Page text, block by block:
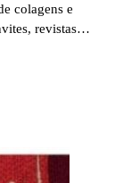
colagens e
revistas…